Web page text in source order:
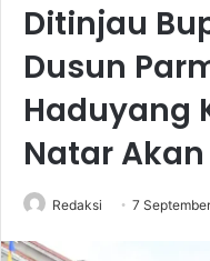
Ditinjau
Dusun
Haduyang
Natar
Redaksi 7